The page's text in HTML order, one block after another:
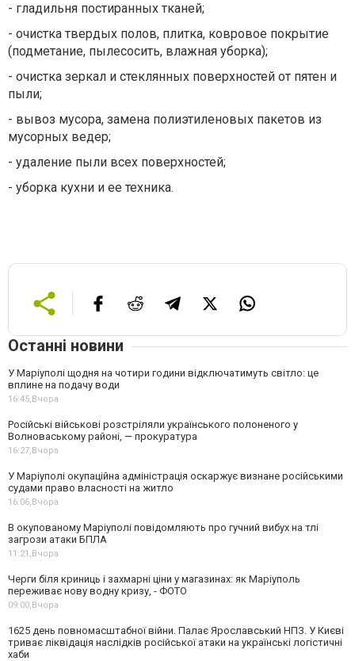
- гладильня постиранных тканей;
- очистка твердых полов, плитка, ковровое покрытие
(подметание, пылесосить, влажная уборка);
- очистка зеркал и стеклянных поверхностей от пятен и
пыли;
- вывоз мусора, замена полиэтиленовых пакетов из
мусорных ведер;
- удаление пыли всех поверхностей;
- уборка кухни и ее техника.
Останні новини
У Маріуполі щодня на чотири години відключатимуть світло: це
вплине на подачу води
16:45,Вчора
Російські військові розстріляли українського полоненого у
Волноваському районі, — прокуратура
16:27,Вчора
У Маріуполі окупаційна адміністрація оскаржує визнане російськими
судами право власності на житло
16:06,Вчора
В окупованому Маріуполі повідомляють про гучний вибух на тлі
загрози атаки БПЛА
11:21,Вчора
Черги біля криниць і захмарні ціни у магазинах: як Маріуполь
переживає нову водну кризу, - ФОТО
09:00,Вчора
1625 день повномасштабної війни. Палає Ярославський НПЗ. У Києві
триває ліквідація наслідків російської атаки на українські логістичні
хаби